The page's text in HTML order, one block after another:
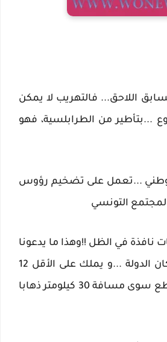
اللاحق... فالتهريب لا يمكن
...بتأطير من الطرابلسية، فهو
...تعمل على تضخيم رؤوس
التونسي
نافذة في الظل !!وهذا ما يدعونا
للتسؤال عن كيفية متابعة أو تطبيق القانون على بارون محتمي بركن من أركان الدولة ...و يملك على الأقل 12
شاحنة ضخمة، يستعملها في التهريب و يستفيد من 10 ألاف دولار وهو لا يقطع سوى مسافة 30 كيلومتر ذهابا